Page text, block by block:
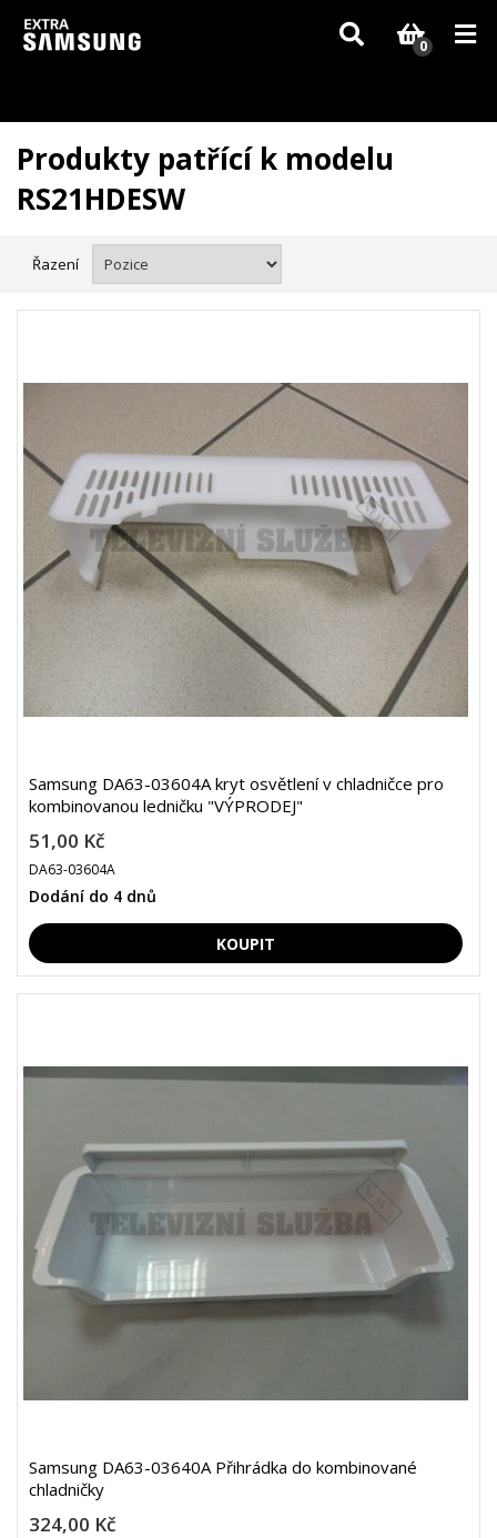
Vzhledem k aktuální situaci se může dodání dílů, které nejsou skladem,
zpozdit. Děkujeme za pochopení.
0
Produkty patřící k modelu
RS21HDESW
Řazení
Samsung DA63-03604A kryt osvětlení v chladničce pro
kombinovanou ledničku "VÝPRODEJ"
51,00 Kč
DA63-03604A
Dodání do 4 dnů
Samsung DA63-03640A Přihrádka do kombinované
chladničky
324,00 Kč